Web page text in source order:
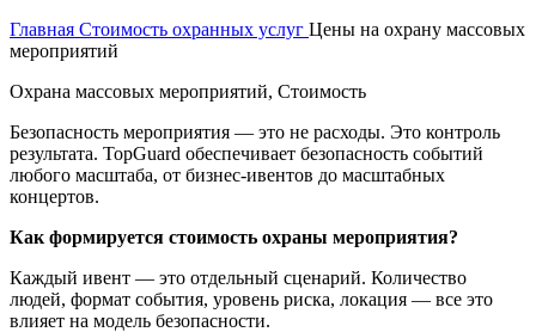
Главная Стоимость охранных услуг Цены на охрану массовых
мероприятий
Охрана массовых мероприятий, Стоимость
Безопасность мероприятия — это не расходы. Это контроль
результата. TopGuard обеспечивает безопасность событий
любого масштаба, от бизнес-ивентов до масштабных
концертов.
Как формируется стоимость охраны мероприятия?
Каждый ивент — это отдельный сценарий. Количество
людей, формат события, уровень риска, локация — все это
влияет на модель безопасности.